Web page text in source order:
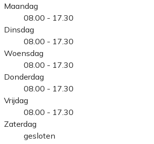
Maandag
08.00 - 17.30
Dinsdag
08.00 - 17.30
Woensdag
08.00 - 17.30
Donderdag
08.00 - 17.30
Vrijdag
08.00 - 17.30
Zaterdag
gesloten